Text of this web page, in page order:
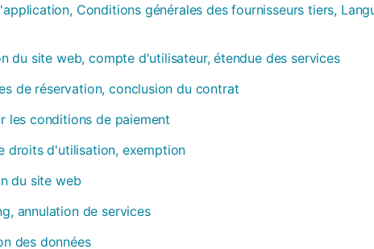
Conditions générales des fournisseurs tiers,
du site web, compte d'utilisateur, étendue des services
de réservation, conclusion du contrat
les conditions de paiement
droits d'utilisation, exemption
du site web
annulation de services
des données